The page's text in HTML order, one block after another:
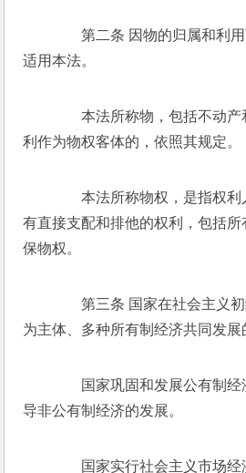
第二条 因物的归属和利用
适用本法。
本法所称物，包括不动产
利作为物权客体的，依照其规定。
本法所称物权，是指权利
有直接支配和排他的权利，包括所
保物权。
第三条 国家在社会主义初
为主体、多种所有制经济共同发展
国家巩固和发展公有制经
导非公有制经济的发展。
国家实行社会主义市场经